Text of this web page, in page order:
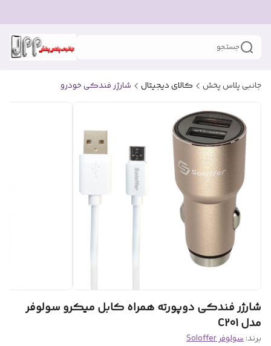
جستجو
جانبی پلاس پخش کالای دیجیتال شارژر فندکی خودرو
شارژر فندکی دوپورته همراه کابل میکرو سولوفر
مدل C201
برند:سولوفر Soloffer